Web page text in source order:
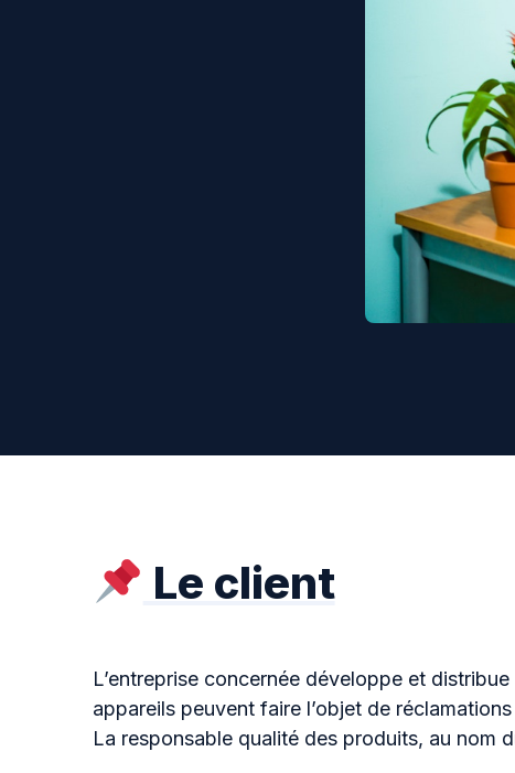
Le client
L’entreprise concernée développe et
appareils peuvent faire l’objet de
La responsable qualité des produits, au nom